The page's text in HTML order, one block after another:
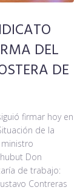
DEL
DE
firmar hoy en
de la
Don
de trabajo:
Contreras